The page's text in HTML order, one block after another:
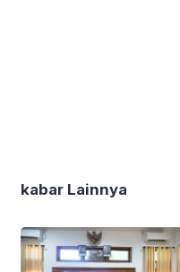
kabar Lainnya